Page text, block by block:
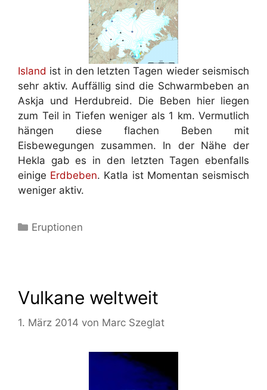
Island ist in den letzten Tagen wieder seismisch
sehr aktiv. Auffällig sind die Schwarmbeben an
Askja und Herdubreid. Die Beben hier liegen
zum Teil in Tiefen weniger als 1 km. Vermutlich
hängen diese flachen Beben mit
Eisbewegungen zusammen. In der Nähe der
Hekla gab es in den letzten Tagen ebenfalls
einige Erdbeben. Katla ist Momentan seismisch
weniger aktiv.
Kategorien
Eruptionen
Vulkane weltweit
1. März 2014 von Marc Szeglat